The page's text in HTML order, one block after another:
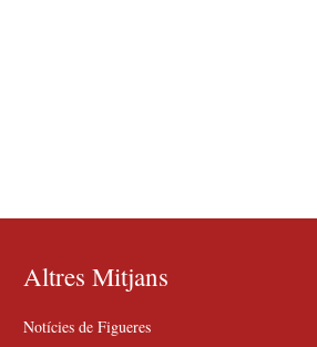
Altres Mitjans
Notícies de Figueres